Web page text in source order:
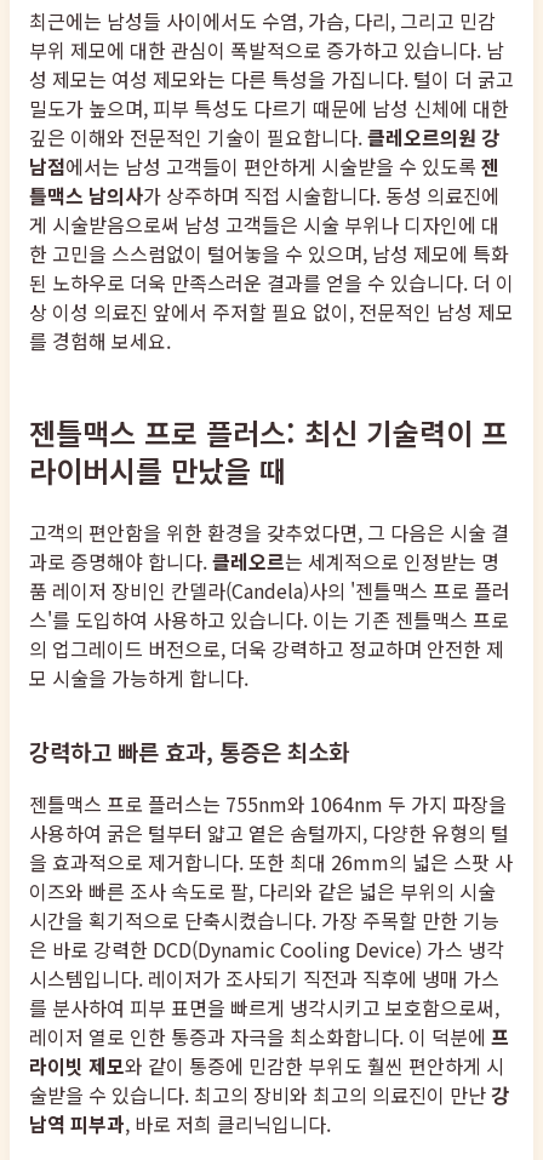
최근에는 남성들 사이에서도 수염, 가슴, 다리, 그리고 민감
부위 제모에 대한 관심이 폭발적으로 증가하고 있습니다. 남
성 제모는 여성 제모와는 다른 특성을 가집니다. 털이 더 굵고
밀도가 높으며, 피부 특성도 다르기 때문에 남성 신체에 대한
깊은 이해와 전문적인 기술이 필요합니다.클레오르의원 강
남점에서는 남성 고객들이 편안하게 시술받을 수 있도록 젠
틀맥스 남의사가 상주하며 직접 시술합니다. 동성 의료진에
게 시술받음으로써 남성 고객들은 시술 부위나 디자인에 대
한 고민을 스스럼없이 털어놓을 수 있으며, 남성 제모에 특화
된 노하우로 더욱 만족스러운 결과를 얻을 수 있습니다. 더 이
상 이성 의료진 앞에서 주저할 필요 없이, 전문적인 남성 제모
를 경험해 보세요.
젠틀맥스 프로 플러스: 최신 기술력이 프
라이버시를 만났을 때
고객의 편안함을 위한 환경을 갖추었다면, 그 다음은 시술 결
과로 증명해야 합니다.클레오르는 세계적으로 인정받는 명
품 레이저 장비인 칸델라(Candela)사의 '젠틀맥스 프로 플러
스'를 도입하여 사용하고 있습니다. 이는 기존 젠틀맥스 프로
의 업그레이드 버전으로, 더욱 강력하고 정교하며 안전한 제
모 시술을 가능하게 합니다.
강력하고 빠른 효과, 통증은 최소화
젠틀맥스 프로 플러스는 755nm와 1064nm 두 가지 파장을
사용하여 굵은 털부터 얇고 옅은 솜털까지, 다양한 유형의 털
을 효과적으로 제거합니다. 또한 최대 26mm의 넓은 스팟 사
이즈와 빠른 조사 속도로 팔, 다리와 같은 넓은 부위의 시술
시간을 획기적으로 단축시켰습니다. 가장 주목할 만한 기능
은 바로 강력한 DCD(Dynamic Cooling Device) 가스 냉각
시스템입니다. 레이저가 조사되기 직전과 직후에 냉매 가스
를 분사하여 피부 표면을 빠르게 냉각시키고 보호함으로써,
레이저 열로 인한 통증과 자극을 최소화합니다. 이 덕분에 프
라이빗 제모와 같이 통증에 민감한 부위도 훨씬 편안하게 시
술받을 수 있습니다. 최고의 장비와 최고의 의료진이 만난 강
남역 피부과, 바로 저희 클리닉입니다.